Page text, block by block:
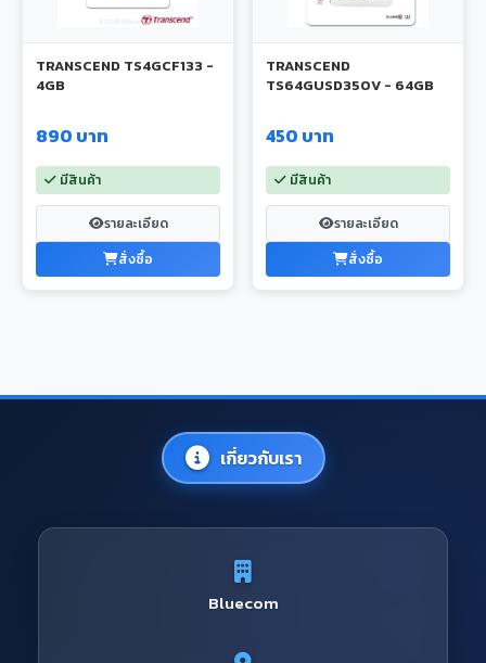
TRANSCEND TS4GCF133 -
4GB
890 บาท
มีสินค้า
รายละเอียด
สั่งซื้อ
TRANSCEND
TS64GUSD350V - 64GB
450 บาท
มีสินค้า
รายละเอียด
สั่งซื้อ
เกี่ยวกับเรา
Bluecom